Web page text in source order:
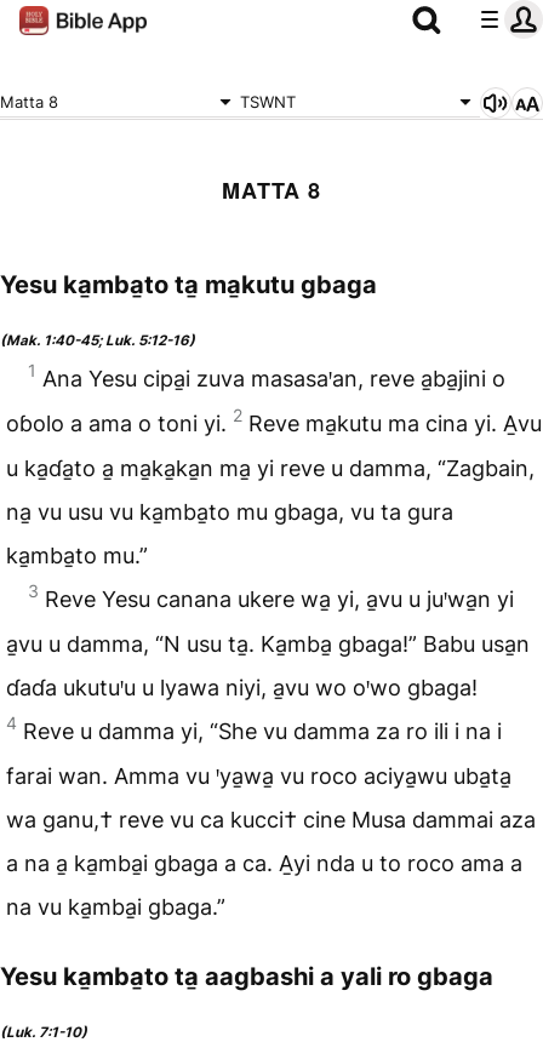
Matta 8 TSWNT
MATTA 8
Yesu ka̱mba̱to ta̱ ma̱kutu gbaga
(Mak. 1:40-45; Luk. 5:12-16)
1 Ana Yesu cipa̱i zuva masasaꞌan, reve a̱ba̱jini o
oɓolo a ama o toni yi. 2 Reve ma̱kutu ma cina yi. A̱vu
u ka̱ɗa̱to a̱ ma̱ka̱ka̱n ma̱ yi reve u damma, “Zagbain,
na̱ vu usu vu ka̱mba̱to mu gbaga, vu ta gura
ka̱mba̱to mu.”
3 Reve Yesu canana ukere wa̱ yi, a̱vu u juꞌwa̱n yi
a̱vu u damma, “N usu ta̱. Ka̱mba̱ gbaga!” Babu usa̱n
ɗaɗa ukutuꞌu u lyawa niyi, a̱vu wo oꞌwo gbaga!
4 Reve u damma yi, “She vu damma za ro ili i na i
farai wan. Amma vu ꞌya̱wa̱ vu roco aciya̱wu uba̱ta̱
wa ganu,† reve vu ca kucci† cine Musa dammai aza
a na a̱ ka̱mba̱i gbaga a ca. A̱yi nda u to roco ama a
na vu ka̱mba̱i gbaga.”
Yesu ka̱mba̱to ta̱ aagbashi a yali ro gbaga
(Luk. 7:1-10)